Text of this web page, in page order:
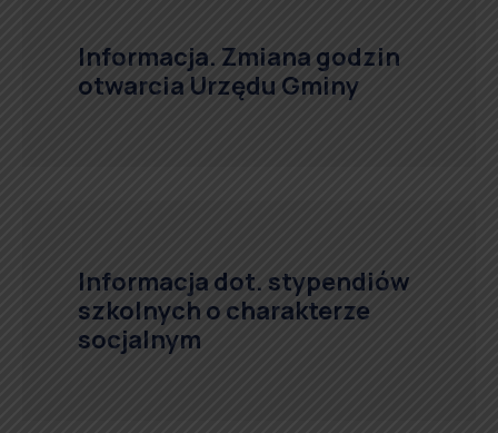
Informacja. Zmiana godzin
otwarcia Urzędu Gminy
Informacja dot. stypendiów
szkolnych o charakterze
socjalnym